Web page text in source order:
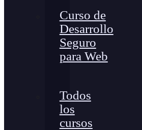
Curso de
Desarrollo
Seguro
para Web
Todos
los
cursos